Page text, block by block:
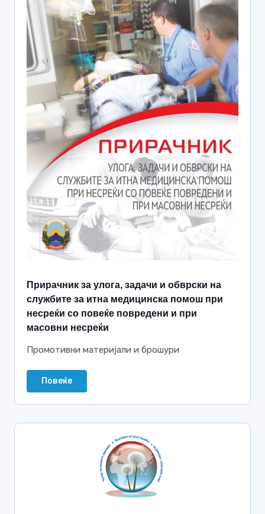
Прирачник за улога, задачи и обврски на
службите за итна медицинска помош при
несреќи со повеќе повредени и при
масовни несреќи
Промотивни материјали и брошури
Повеќе